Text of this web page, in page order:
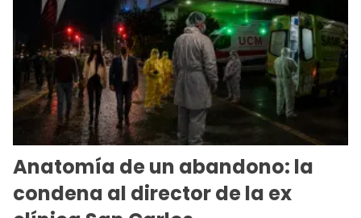
Anatomía de un abandono: la
condena al director de la ex